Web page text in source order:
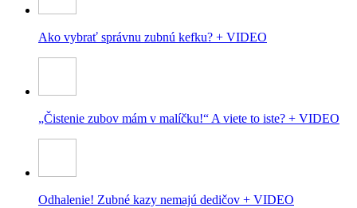
Ako vybrať správnu zubnú kefku? + VIDEO
„Čistenie zubov mám v malíčku!“ A viete to iste? + VIDEO
Odhalenie! Zubné kazy nemajú dedičov + VIDEO